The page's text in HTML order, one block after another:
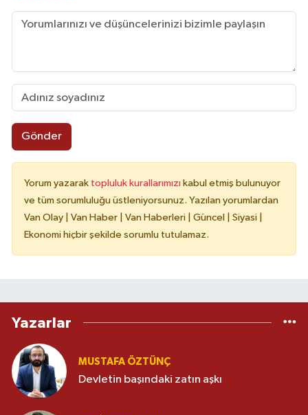
Gönder
Yorum yazarak topluluk kurallarımızı kabul etmiş bulunuyor
ve tüm sorumluluğu üstleniyorsunuz. Yazılan yorumlardan
Van Olay | Van Haber | Van Haberleri | Güncel | Siyasi |
Ekonomi hiçbir şekilde sorumlu tutulamaz.
Yazarlar
MUSTAFA ÖZTÜNÇ
Devletin başındaki zatın aşkı